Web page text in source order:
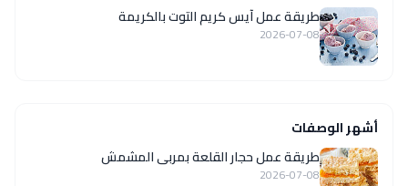
طريقة عمل آيس كريم التوت بالكريمة
2026-07-08
أشهر الوصفات
طريقة عمل حجار القلعة بمربى المشمش
2026-07-08